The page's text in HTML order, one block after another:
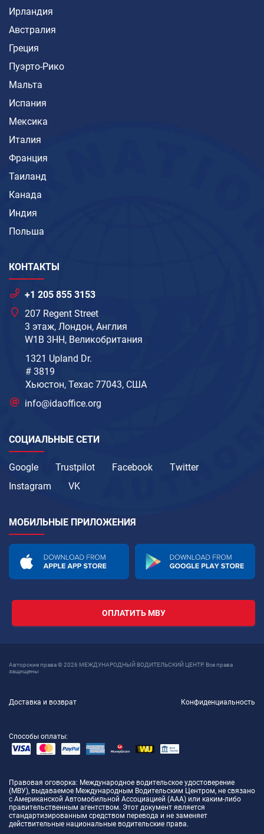
Ирландия
Австралия
Греция
Пуэрто-Рико
Мальта
Испания
Мексика
Италия
Франция
Таиланд
Канада
Индия
Польша
КОНТАКТЫ
+1 205 855 3153
207 Regent Street
3 этаж, Лондон, Англия
W1B 3HH, Великобритания
1321 Upland Dr.
# 3819
Хьюстон, Техас 77043, США
info@idaoffice.org
СОЦИАЛЬНЫЕ СЕТИ
Google Trustpilot Facebook
Twitter
Instagram
VK
МОБИЛЬНЫЕ ПРИЛОЖЕНИЯ
ОПЛАТИТЬ МВУ
Авторские права © 2026 МЕЖДУНАРОДНЫЙ ВОДИТЕЛЬСКИЙ ЦЕНТР. Все права
защищены
Доставка и возврат Конфиденциальность
Способы оплаты:
Правовая оговорка: Международное водительское удостоверение
(МВУ), выдаваемое Международным Водительским Центром, не связано
с Американской Автомобильной Ассоциацией (AAA) или каким-либо
правительственным агентством. Этот документ является
стандартизированным средством перевода и не заменяет
действительные национальные водительские права.